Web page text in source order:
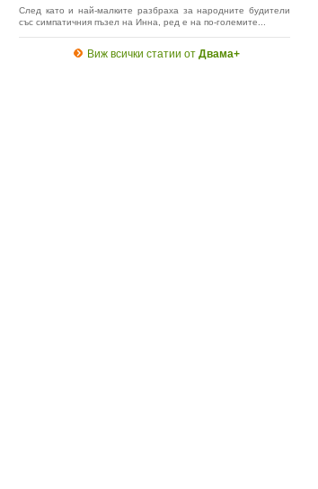
След като и най-малките разбраха за народните будители
със симпатичния пъзел на Инна, ред е на по-големите...
Виж всички статии от Двама+